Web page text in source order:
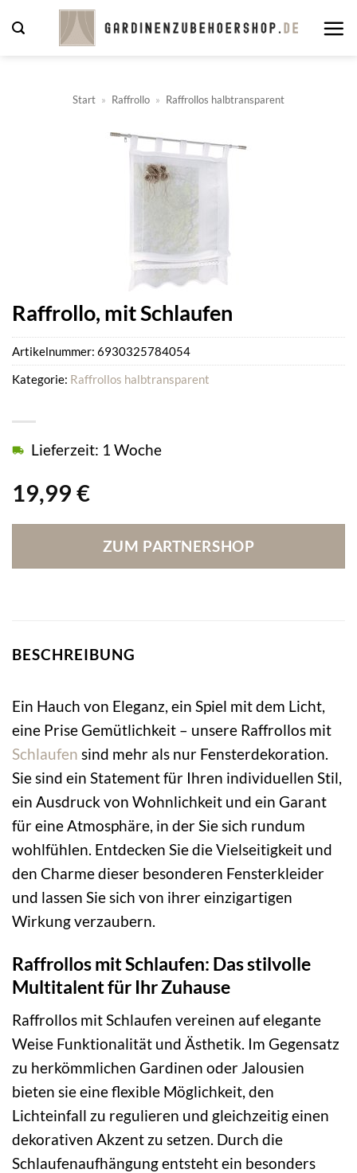
Inhalt
Start » Raffrollo » Raffrollos halbtransparent
Raffrollo, mit Schlaufen
19,99 €
Lieferzeit: 1 Woche
ZUM PARTNERSHOP
Artikelnummer: 6930325784054
Kategorie: Raffrollos halbtransparent
BESCHREIBUNG
Ein Hauch von Eleganz, ein Spiel mit dem Licht,
eine Prise Gemütlichkeit – unsere Raffrollos mit
Schlaufen sind mehr als nur Fensterdekoration.
Sie sind ein Statement für Ihren individuellen Stil,
ein Ausdruck von Wohnlichkeit und ein Garant
für eine Atmosphäre, in der Sie sich rundum
wohlfühlen. Entdecken Sie die Vielseitigkeit und
den Charme dieser besonderen Fensterkleider
und lassen Sie sich von ihrer einzigartigen
Wirkung verzaubern.
Raffrollos mit Schlaufen: Das stilvolle
Multitalent für Ihr Zuhause
Raffrollos mit Schlaufen vereinen auf elegante
Weise Funktionalität und Ästhetik. Im Gegensatz
zu herkömmlichen Gardinen oder Jalousien
bieten sie eine flexible Möglichkeit, den
Lichteinfall zu regulieren und gleichzeitig einen
dekorativen Akzent zu setzen. Durch die
Schlaufenaufhängung entsteht ein besonders